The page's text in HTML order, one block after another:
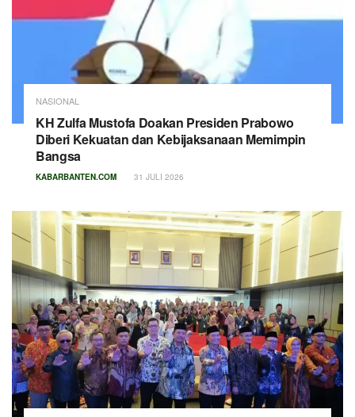
NASIONAL
KH Zulfa Mustofa Doakan Presiden Prabowo
Diberi Kekuatan dan Kebijaksanaan Memimpin
Bangsa
KABARBANTEN.COM 31 JULI 2026